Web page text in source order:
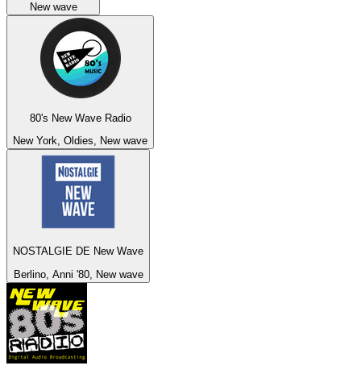
New wave
80's New Wave Radio
New York, Oldies, New wave
NOSTALGIE DE New Wave
Berlino, Anni '80, New wave